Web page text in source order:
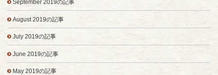
September 2019の記事
August 2019の記事
July 2019の記事
June 2019の記事
May 2019の記事